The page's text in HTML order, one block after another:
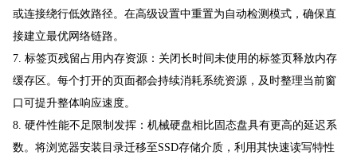
或连接绕行低效路径。在高级设置中重置为自动检测模式，确保直
接建立最优网络链路。
7. 标签页残留占用内存资源：关闭长时间未使用的标签页释放内存
缓存区。每个打开的页面都会持续消耗系统资源，及时整理当前窗
口可提升整体响应速度。
8. 硬件性能不足限制发挥：机械硬盘相比固态盘具有更高的延迟系
数。将浏览器安装目录迁移至SSD存储介质，利用其快速读写特性